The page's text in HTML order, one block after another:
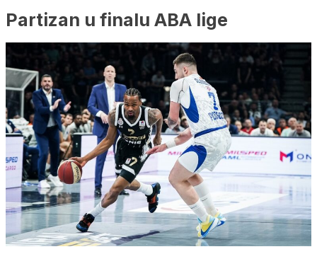
Partizan u finalu ABA lige